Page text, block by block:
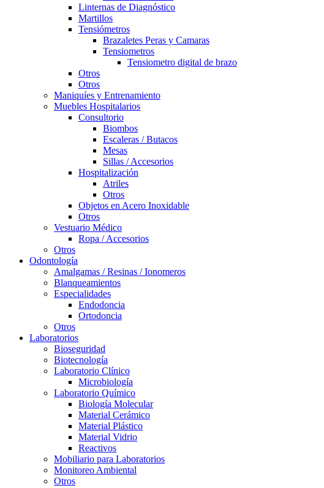
Linternas de Diagnóstico
Martillos
Tensiómetros
Brazaletes Peras y Camaras
Tensiometros
Tensiometro digital de brazo
Otros
Otros
Maniquíes y Entrenamiento
Muebles Hospitalarios
Consultorio
Biombos
Escaleras / Butacos
Mesas
Sillas / Accesorios
Hospitalización
Atriles
Otros
Objetos en Acero Inoxidable
Otros
Vestuario Médico
Ropa / Accesorios
Otros
Odontología
Amalgamas / Resinas / Ionomeros
Blanqueamientos
Especialidades
Endodoncia
Ortodoncia
Otros
Laboratorios
Bioseguridad
Biotecnología
Laboratorio Clínico
Microbiología
Laboratorio Químico
Biología Molecular
Material Cerámico
Material Plástico
Material Vidrio
Reactivos
Mobiliario para Laboratorios
Monitoreo Ambiental
Otros